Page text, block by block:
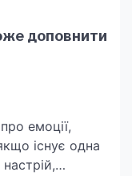
доповнити
емоції,
існує одна